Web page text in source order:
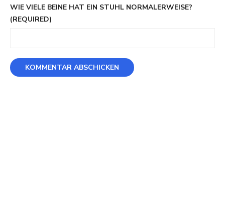
WIE VIELE BEINE HAT EIN STUHL NORMALERWEISE?
(REQUIRED)